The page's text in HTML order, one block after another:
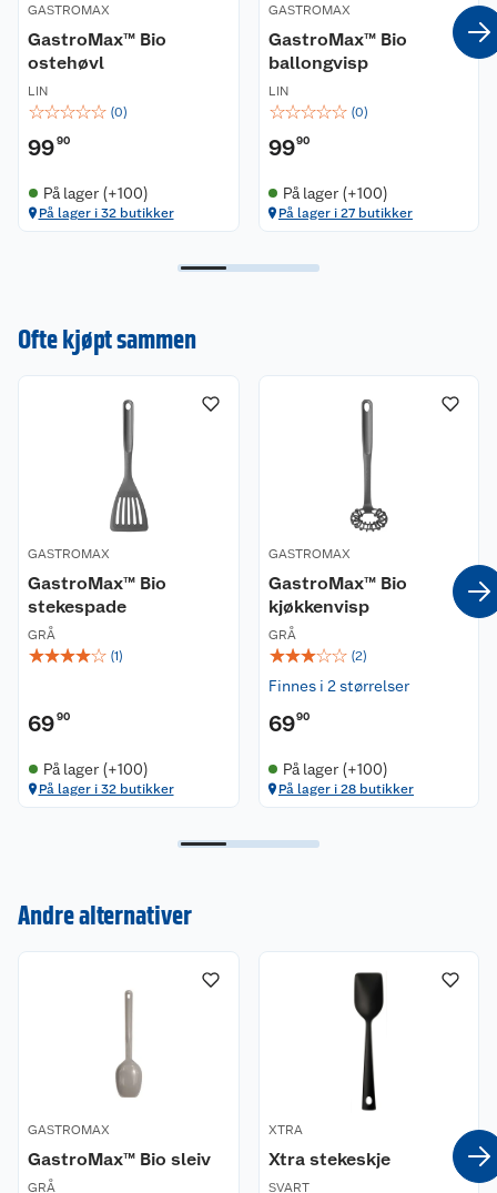
GASTROMAX
GastroMax™ Bio
ostehøvl
LIN
☆☆☆☆☆ (0)
9990
På lager (+100)
På lager i 32 butikker
GASTROMAX
GastroMax™ Bio
ballongvisp
LIN
☆☆☆☆☆ (0)
9990
På lager (+100)
På lager i 27 butikker
Ofte kjøpt sammen
GASTROMAX
GastroMax™ Bio
stekespade
GRÅ
☆☆☆☆☆ (1)
6990
På lager (+100)
På lager i 32 butikker
GASTROMAX
GastroMax™ Bio
kjøkkenvisp
GRÅ
☆☆☆☆☆ (2)
Finnes i 2 størrelser
6990
På lager (+100)
På lager i 28 butikker
Andre alternativer
GASTROMAX
GastroMax™ Bio sleiv
GRÅ
XTRA
Xtra stekeskje
SVART
Om oss
Våre merkevarer
Kontakt oss
Ofte stilte spørsmål